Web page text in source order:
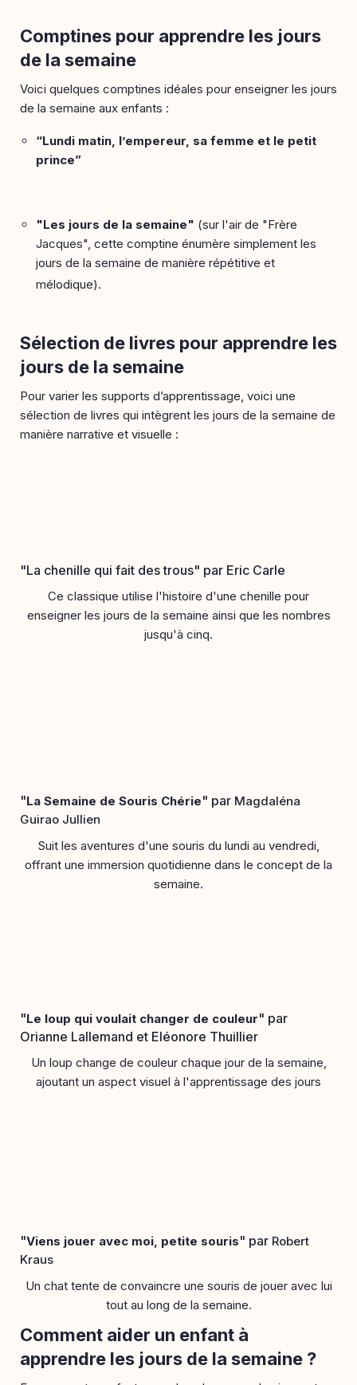
Comptines pour apprendre les jours
de la semaine
Voici quelques comptines idéales pour enseigner les jours
de la semaine aux enfants :
“Lundi matin, l’empereur, sa femme et le petit
prince”
"Les jours de la semaine" (sur l'air de "Frère
Jacques", cette comptine énumère simplement les
jours de la semaine de manière répétitive et
mélodique).
Sélection de livres pour apprendre les
jours de la semaine
Pour varier les supports d’apprentissage, voici une
sélection de livres qui intègrent les jours de la semaine de
manière narrative et visuelle :
"La chenille qui fait des trous" par Eric Carle
Ce classique utilise l'histoire d'une chenille pour
enseigner les jours de la semaine ainsi que les nombres
jusqu'à cinq.
"La Semaine de Souris Chérie" par Magdaléna
Guirao Jullien
Suit les aventures d'une souris du lundi au vendredi,
offrant une immersion quotidienne dans le concept de la
semaine.
"Le loup qui voulait changer de couleur" par
Orianne Lallemand et Eléonore Thuillier
Un loup change de couleur chaque jour de la semaine,
ajoutant un aspect visuel à l'apprentissage des jours
"Viens jouer avec moi, petite souris" par Robert
Kraus
Un chat tente de convaincre une souris de jouer avec lui
tout au long de la semaine.
Comment aider un enfant à
apprendre les jours de la semaine ?